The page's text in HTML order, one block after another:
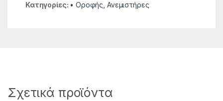
Κατηγορίες: • Οροφής, Ανεμιστήρες
Σχετικά προϊόντα